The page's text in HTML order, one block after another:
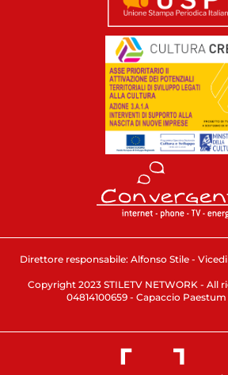
Direttore responsabile: Alfonso Stile -
Copyright 2023 STILETV NETWORK - All
04814100659 - Capaccio Paestum